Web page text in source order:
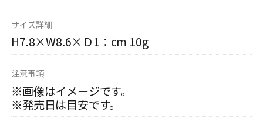
サイズ詳細
H7.8×W8.6×Ｄ1：cm 10g
注意事項
※画像はイメージです。
※発売日は目安です。